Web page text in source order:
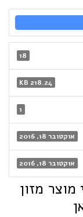
18
218.24 KB
1
אוקטובר 18, 2016
אוקטובר 18, 2016
מוצר מזון